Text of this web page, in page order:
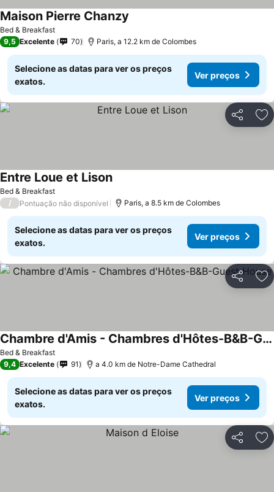
Bed & Breakfast
Maison Pierre Chanzy
9,5 Excelente 70 Paris, a 12.2 km de Colombes
Selecione as datas para ver os preços
exatos.
Ver preços
Partilhar
Bed & Breakfast
Entre Loue et Lison
/ Pontuação não disponível Paris, a 8.5 km de Colombes
Selecione as datas para ver os preços
exatos.
Ver preços
Partilhar
Bed & Breakfast
Chambre d'Amis - Chambres d'Hôtes-B&B-Guest House
9,4 Excelente 91 a 4.0 km de Notre-Dame Cathedral
Selecione as datas para ver os preços
exatos.
Ver preços
Partilhar